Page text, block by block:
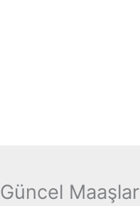
Güncel Maaşlar